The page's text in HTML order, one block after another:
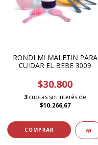
RONDI MI MALETIN PARA
CUIDAR EL BEBE 3009
$30.800
3 cuotas sin interés de
$10.266,67